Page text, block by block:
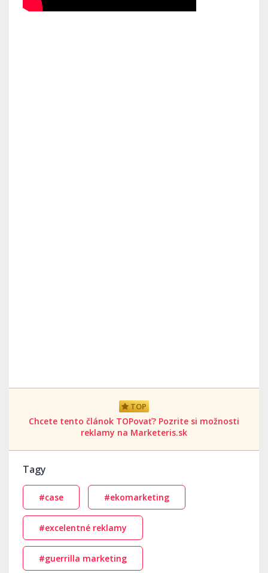
TOP
Chcete tento článok TOPovať? Pozrite si možnosti
reklamy na Marketeris.sk
Tagy
#case #ekomarketing
#excelentné reklamy
#guerrilla marketing